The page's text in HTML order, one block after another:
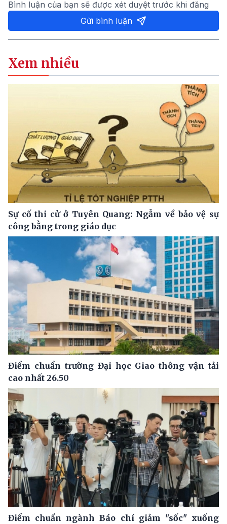
Bình luận của bạn sẽ được xét duyệt trước khi đăng
Gửi bình luận
Xem nhiều
Sự cố thi cử ở Tuyên Quang: Ngẫm về bảo vệ sự
công bằng trong giáo dục
Điểm chuẩn trường Đại học Giao thông vận tải
cao nhất 26.50
Điểm chuẩn ngành Báo chí giảm "sốc" xuống